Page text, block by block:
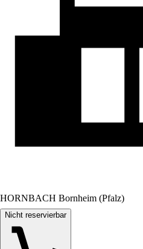
HORNBACH Bornheim (Pfalz)
Nicht reservierbar